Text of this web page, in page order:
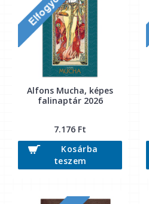
Alfons Mucha, képes
falinaptár 2026
7.176 Ft
Kosárba
teszem